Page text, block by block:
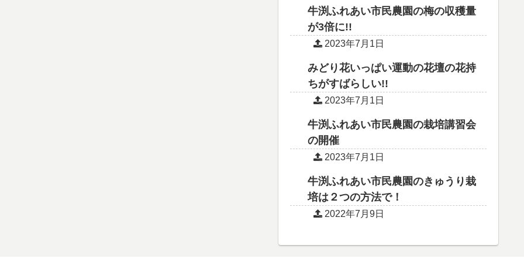
牛渕ふれあい市民農園の梅の収穫量
が3倍に!!
2023年7月1日
みどり花いっぱい運動の花壇の花持
ちがすばらしい!!
2023年7月1日
牛渕ふれあい市民農園の栽培講習会
の開催
2023年7月1日
牛渕ふれあい市民農園のきゅうり栽
培は２つの方法で！
2022年7月9日